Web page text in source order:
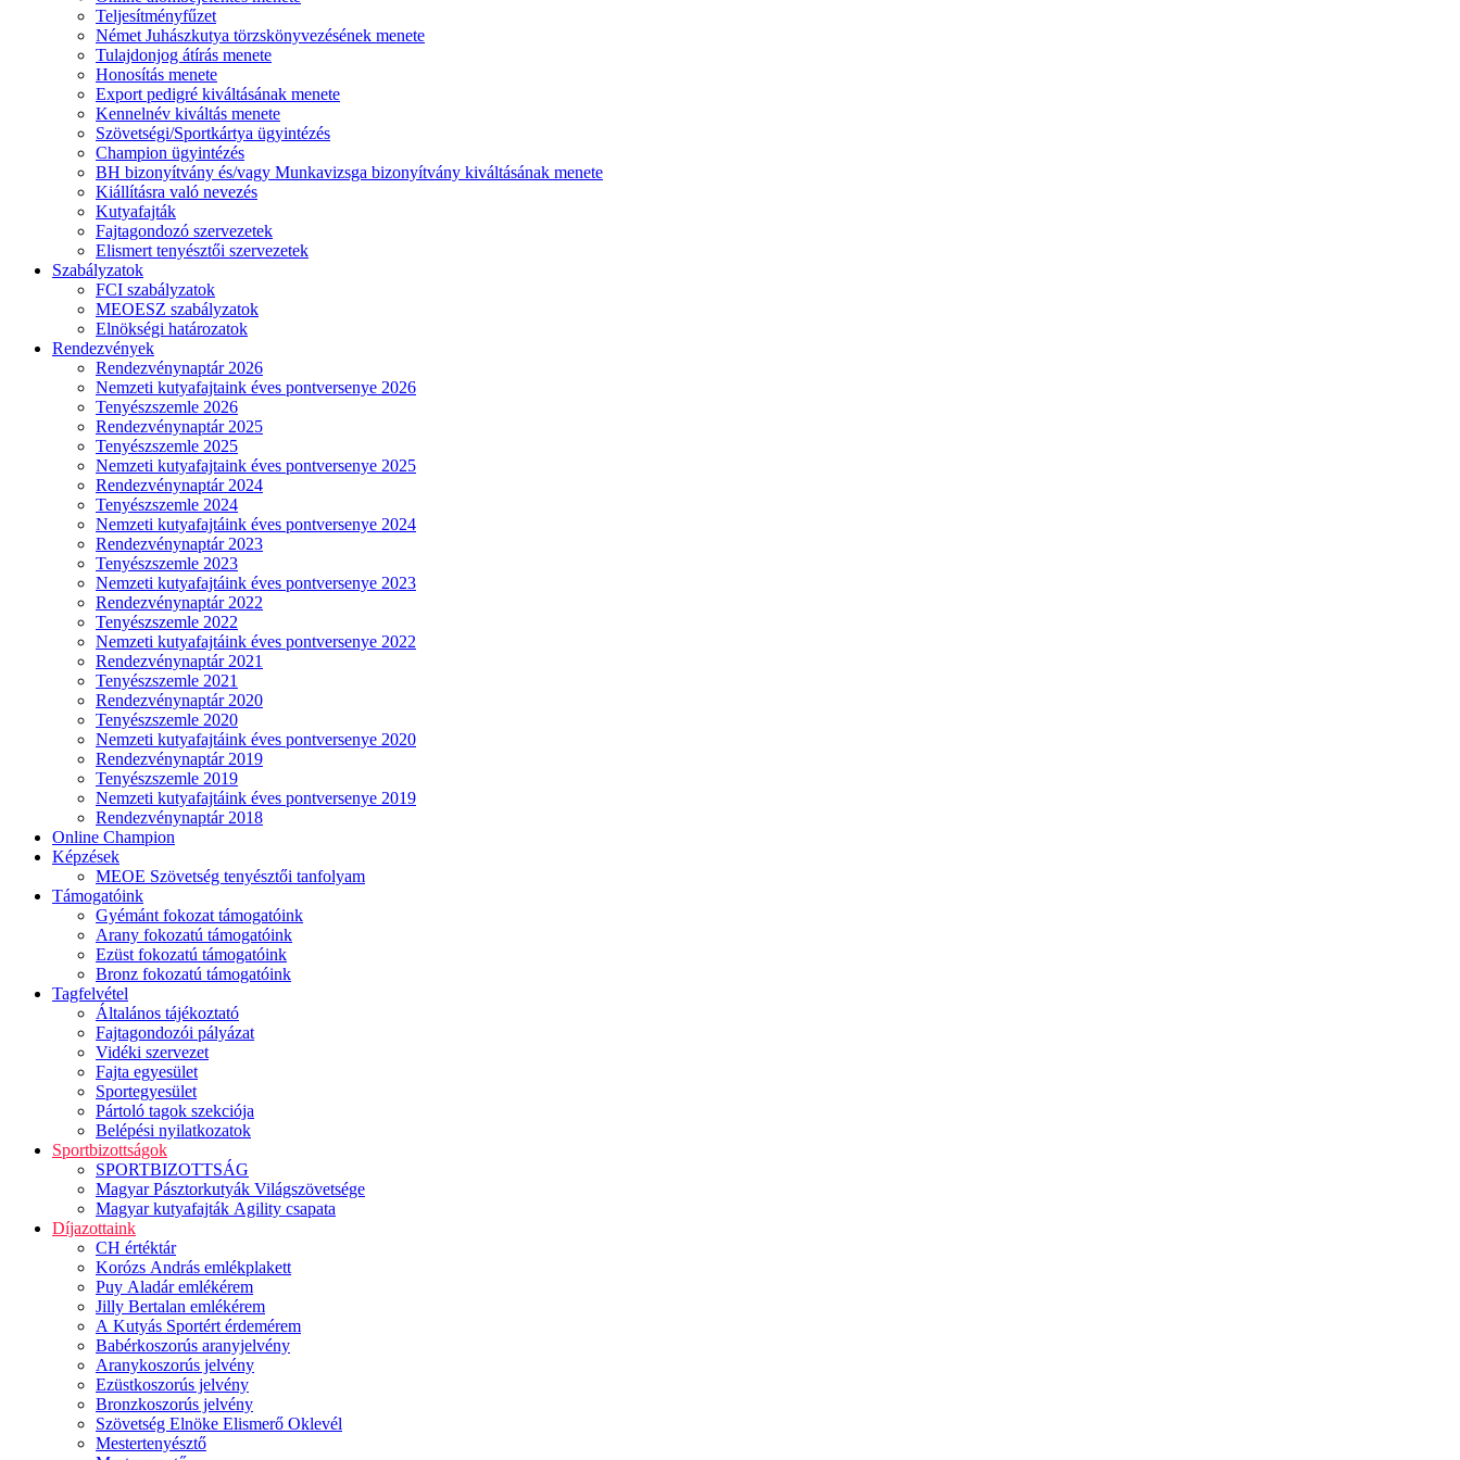
Teljesítményfűzet
Német Juhászkutya törzskönyvezésének menete
Tulajdonjog átírás menete
Honosítás menete
Export pedigré kiváltásának menete
Kennelnév kiváltás menete
Szövetségi/Sportkártya ügyintézés
Champion ügyintézés
BH bizonyítvány és/vagy Munkavizsga bizonyítvány kiváltásának menete
Kiállításra való nevezés
Kutyafajták
Fajtagondozó szervezetek
Elismert tenyésztői szervezetek
Szabályzatok
FCI szabályzatok
MEOESZ szabályzatok
Elnökségi határozatok
Rendezvények
Rendezvénynaptár 2026
Nemzeti kutyafajtaink éves pontversenye 2026
Tenyészszemle 2026
Rendezvénynaptár 2025
Tenyészszemle 2025
Nemzeti kutyafajtaink éves pontversenye 2025
Rendezvénynaptár 2024
Tenyészszemle 2024
Nemzeti kutyafajtáink éves pontversenye 2024
Rendezvénynaptár 2023
Tenyészszemle 2023
Nemzeti kutyafajtáink éves pontversenye 2023
Rendezvénynaptár 2022
Tenyészszemle 2022
Nemzeti kutyafajtáink éves pontversenye 2022
Rendezvénynaptár 2021
Tenyészszemle 2021
Rendezvénynaptár 2020
Tenyészszemle 2020
Nemzeti kutyafajtáink éves pontversenye 2020
Rendezvénynaptár 2019
Tenyészszemle 2019
Nemzeti kutyafajtáink éves pontversenye 2019
Rendezvénynaptár 2018
Online Champion
Képzések
MEOE Szövetség tenyésztői tanfolyam
Támogatóink
Gyémánt fokozat támogatóink
Arany fokozatú támogatóink
Ezüst fokozatú támogatóink
Bronz fokozatú támogatóink
Tagfelvétel
Általános tájékoztató
Fajtagondozói pályázat
Vidéki szervezet
Fajta egyesület
Sportegyesület
Pártoló tagok szekciója
Belépési nyilatkozatok
Sportbizottságok
SPORTBIZOTTSÁG
Magyar Pásztorkutyák Világszövetsége
Magyar kutyafajták Agility csapata
Díjazottaink
CH értéktár
Korózs András emlékplakett
Puy Aladár emlékérem
Jilly Bertalan emlékérem
A Kutyás Sportért érdemérem
Babérkoszorús aranyjelvény
Aranykoszorús jelvény
Ezüstkoszorús jelvény
Bronzkoszorús jelvény
Szövetség Elnöke Elismerő Oklevél
Mestertenyésztő